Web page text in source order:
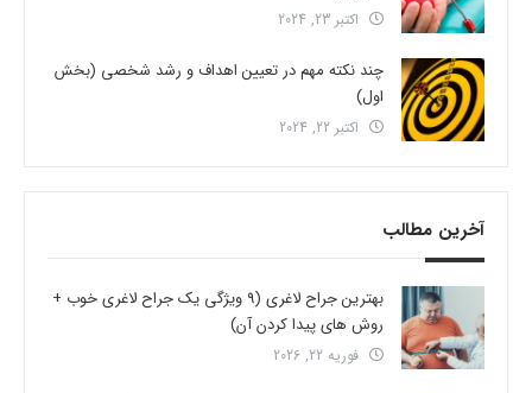
اکتبر 23, 2024
چند نکته مهم در تعیین اهداف و رشد شخصی (بخش
اول)
اکتبر 22, 2024
آخرین مطالب
بهترین جراح لاغری (9 ویژگی یک جراح لاغری خوب +
روش های پیدا کردن آن)
فوریه 22, 2026